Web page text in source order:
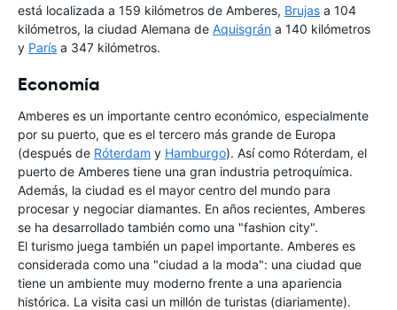
está localizada a 159 kilómetros de Amberes, Brujas a 104
kilómetros, la ciudad Alemana de Aquisgrán a 140 kilómetros
y París a 347 kilómetros.
Economía
Amberes es un importante centro económico, especialmente
por su puerto, que es el tercero más grande de Europa
(después de Róterdam y Hamburgo). Así como Róterdam, el
puerto de Amberes tiene una gran industria petroquímica.
Además, la ciudad es el mayor centro del mundo para
procesar y negociar diamantes. En años recientes, Amberes
se ha desarrollado también como una "fashion city".
El turismo juega también un papel importante. Amberes es
considerada como una "ciudad a la moda": una ciudad que
tiene un ambiente muy moderno frente a una apariencia
histórica. La visita casi un millón de turistas (diariamente).